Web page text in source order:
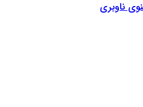
ناوبری